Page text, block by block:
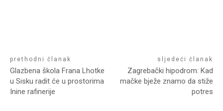
prethodni članak
Glazbena škola Frana Lhotke
u Sisku radit će u prostorima
Inine rafinerije
sljedeći članak
Zagrebački hipodrom: Kad
mačke bježe znamo da stiže
potres